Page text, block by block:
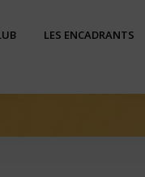
LES ENCADRANTS